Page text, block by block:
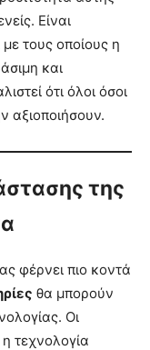
Είναι
τους οποίους η
και
ότι όλοι όσοι
αξιοποιήσουν.
της
φέρνει πιο κοντά
θα μπορούν
Οι
τεχνολογία